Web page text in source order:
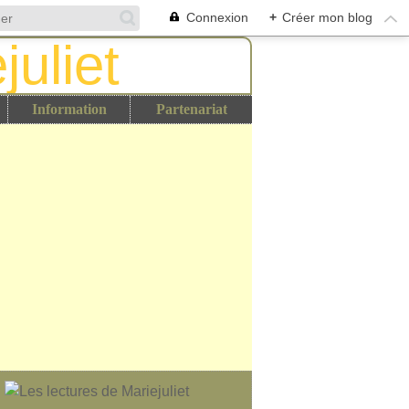
Connexion + Créer mon blog
Information Partenariat